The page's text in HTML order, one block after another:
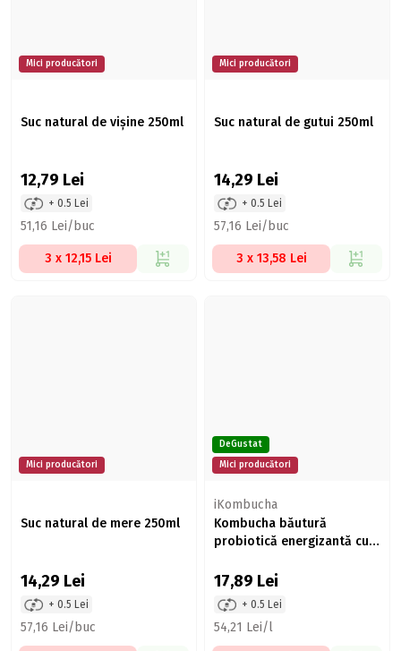
Mici producători
Suc natural de vișine 250ml
12,79 Lei
+ 0.5 Lei
51,16 Lei/buc
3 x 12,15 Lei
Mici producători
Suc natural de gutui 250ml
14,29 Lei
+ 0.5 Lei
57,16 Lei/buc
3 x 13,58 Lei
Mici producători
Suc natural de mere 250ml
14,29 Lei
+ 0.5 Lei
57,16 Lei/buc
DeGustat
Mici producători
iKombucha
Kombucha băutură
probiotică energizantă cu
17,89 Lei
+ 0.5 Lei
54,21 Lei/l